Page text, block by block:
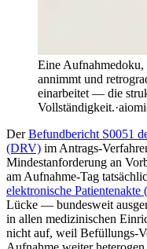
Eine Aufnahmedoku,
annimmt und
einarbeitet — die
Vollständigkeit.·
DerBefundbericht S0051
(DRV) im Antrags-
Mindestanforderung an
am Aufnahme-Tag
elektronische Patientenakte
Lücke — bundesweit
in allen medizinischen
nicht auf, weil Befüllungs-